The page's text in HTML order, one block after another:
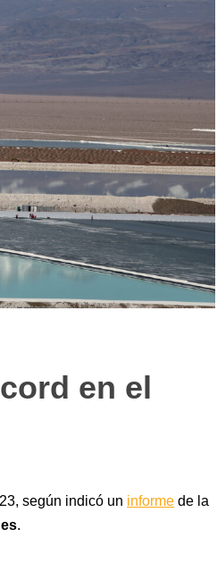
en el
según indicó un informe de la
.